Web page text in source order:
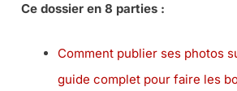
Ce dossier en 8 parties :
Comment publier ses photos
guide complet pour faire les